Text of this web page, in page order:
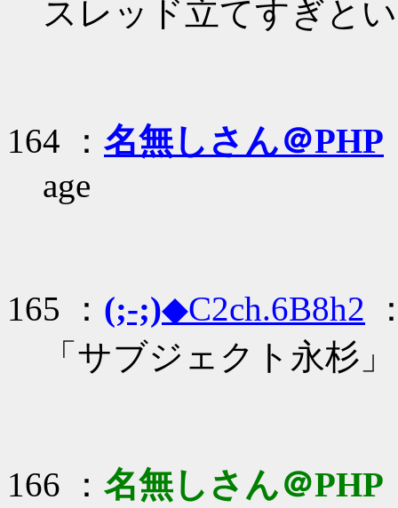
スレッド立てすぎと
164 ： 名無しさん＠PHP
age
165 ： (;-;)◆C2ch.6B8h2
「サブジェクト永杉
166 ： 名無しさん＠PHP